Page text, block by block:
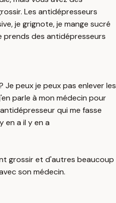
Les antidépresseurs
je grignote, je mange sucré
prends des antidépresseurs
peux je peux pas enlever les
parle à mon médecin pour
qui me fasse
en a il y en a
grossir et d'autres beaucoup
son médecin.